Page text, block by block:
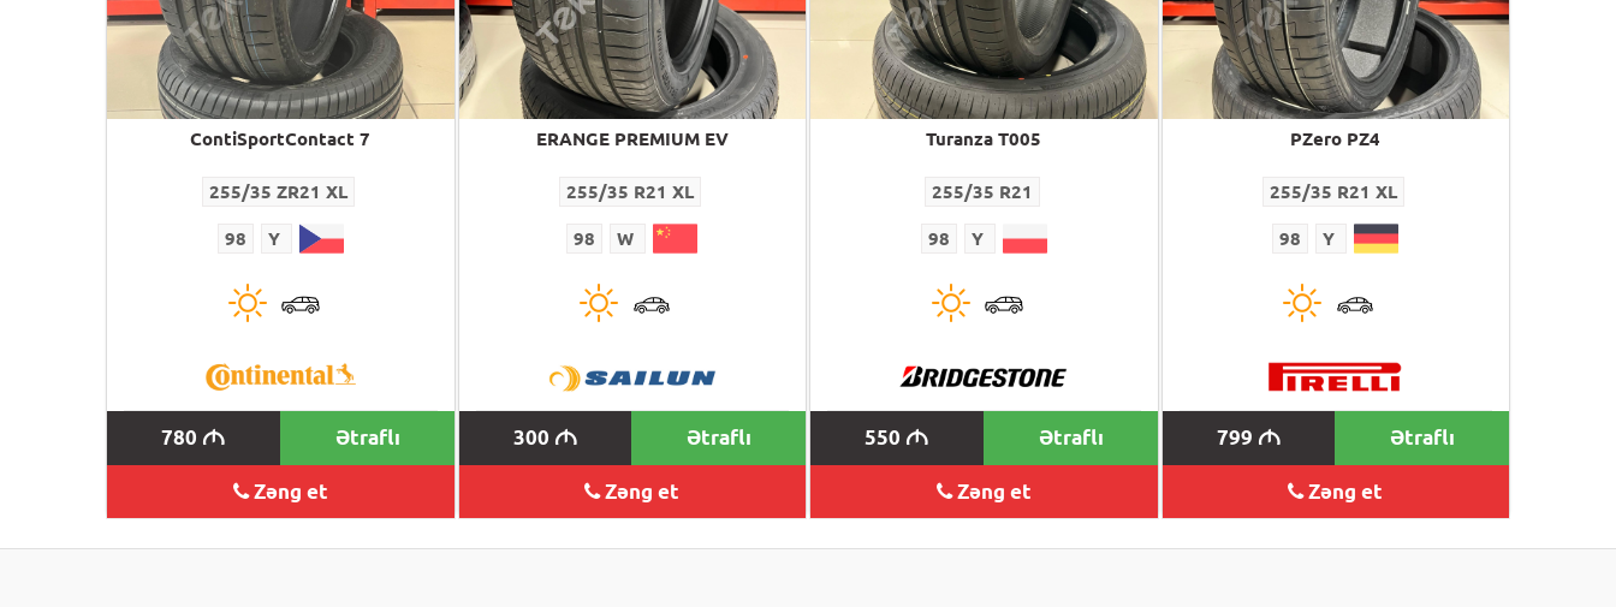
ContiSportContact 7
255/35 ZR21 XL
98 Y
780 M Ətraflı
Zəng et
ERANGE PREMIUM EV
255/35 R21 XL
98 W
300 M Ətraflı
Zəng et
Turanza T005
255/35 R21
98 Y
550 M Ətraflı
Zəng et
PZero PZ4
255/35 R21 XL
98 Y
799 M Ətraflı
Zəng et